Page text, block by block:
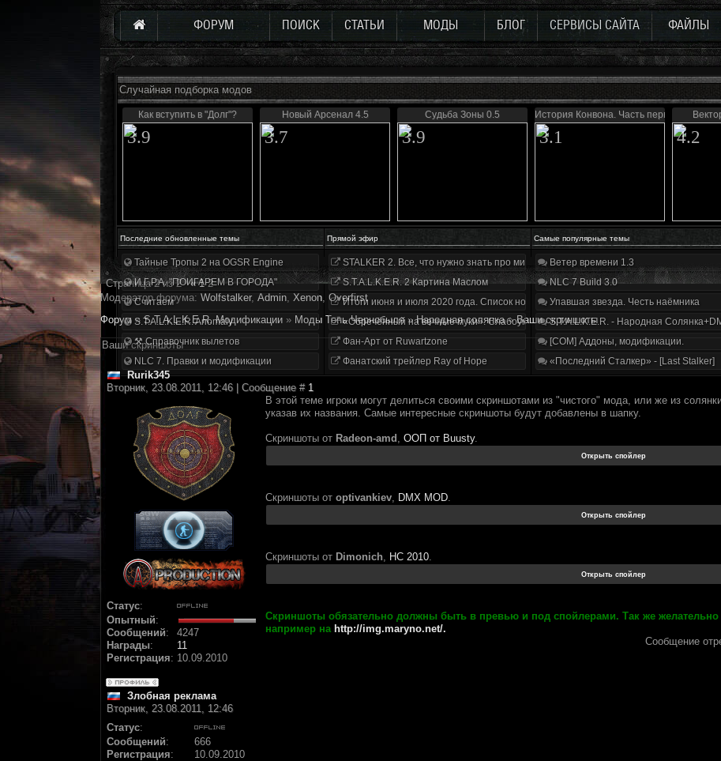
ФОРУМ ПОИСК СТАТЬИ МОДЫ БЛОГ СЕРВИСЫ САЙТА ФАЙЛЫ
Случайная подборка модов
Как вступить в "Долг"?
3.9
Новый Арсенал 4.5
3.7
Судьба Зоны 0.5
3.9
История Конвона. Часть первая
3.1 4.2
Последние обновленные темы Прямой эфир Самые популярные темы
Тайные Тропы 2 на OGSR Engine
И.Г.Р.А. "ПОИГАРЕМ В ГОРОДА"
Считаем
S.T.A.L.K.E.R. Anomaly
⚒ Справочник вылетов
NLC 7. Правки и модификации
STALKER 2. Все, что нужно знать про мир, геймплей и сюжет | Разбор трейлера
S.T.A.L.K.E.R. 2 Картина Маслом
Итоги июня и июля 2020 года. Список нововведений
«Обречённый на вечные муки». Слабоумие и отвага
Фан-Арт от Ruwartzone
Фанатский трейлер Ray of Hope
Ветер времени 1.3
NLC 7 Build 3.0
Упавшая звезда. Честь наёмника
S.T.A.L.K.E.R. - Народная
[COM] Аддоны, модификации.
«Последний Сталкер» - [Last Stalker]
Страница2из2 « 1 2
Модератор форума: Wolfstalker, Аdmin, Xenon, Overfirst
Форум » S.T.A.L.K.E.R. Модификации » Моды Тень Чернобыля » Народная солянка » Ваши скриншоты
Ваши скриншоты
Rurik345
Вторник, 23.08.2011, 12:46 | Сообщение # 1
Статус:
Опытный:
Сообщений:
4247
Награды:
11
Регистрация: 10.09.2010
В этой теме игроки могут делиться своими скриншотами из "чистого" мода, или же из
указав их названия. Самые интересные скриншоты будут добавлены в шапку.
Скриншоты от Radeon-amd , ООП от Buusty.
Скриншоты от optivankiev, DMX MOD.
Скриншоты от Dimonich, НС 2010.
Скриншоты обязательно должны быть в превью и под спойлерами. Так же
например на http://img.maryno.net/.
Сообщение
Злобная реклама
Вторник, 23.08.2011, 12:46
Статус:
Сообщений:
666
Регистрация:
10.09.2010